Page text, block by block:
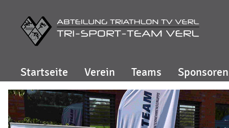
Startseite Verein Teams Sponsoren